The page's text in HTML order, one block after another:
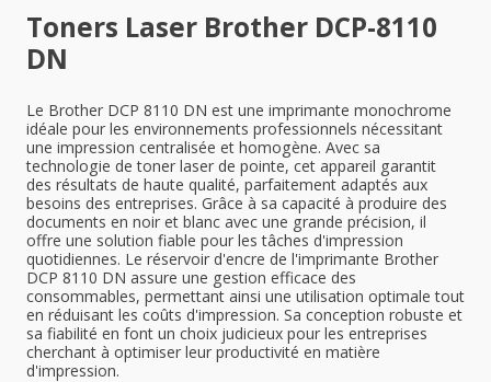
Toners Laser Brother DCP-8110
DN
Le Brother DCP 8110 DN est une imprimante monochrome
idéale pour les environnements professionnels nécessitant
une impression centralisée et homogène. Avec sa
technologie de toner laser de pointe, cet appareil garantit
des résultats de haute qualité, parfaitement adaptés aux
besoins des entreprises. Grâce à sa capacité à produire des
documents en noir et blanc avec une grande précision, il
offre une solution fiable pour les tâches d'impression
quotidiennes. Le réservoir d'encre de l'imprimante Brother
DCP 8110 DN assure une gestion efficace des
consommables, permettant ainsi une utilisation optimale tout
en réduisant les coûts d'impression. Sa conception robuste et
sa fiabilité en font un choix judicieux pour les entreprises
cherchant à optimiser leur productivité en matière
d'impression.